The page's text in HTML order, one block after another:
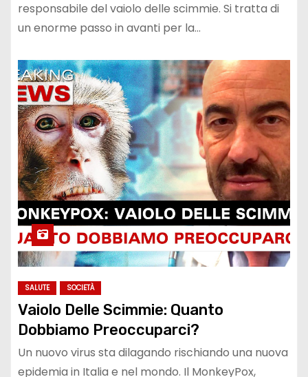
responsabile del vaiolo delle scimmie. Si tratta di
un enorme passo in avanti per la…
SALUTE SOCIETÀ
Vaiolo Delle Scimmie: Quanto
Dobbiamo Preoccuparci?
Un nuovo virus sta dilagando rischiando una nuova
epidemia in Italia e nel mondo. Il MonkeyPox,